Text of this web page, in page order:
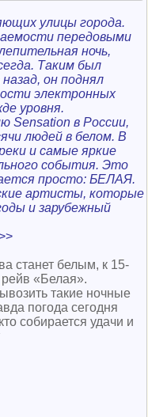
улицы города.
передовыми
ночь,
Таким был
он поднял
электронных
уровня.
Sensation в России,
людей в белом. В
и самые яркие
события. Это
просто: БЕЛАЯ.
артисты, которые
и зарубежный
станет белым, к 15-
«Белая».
такие ночные
погода сегодня
собирается удачи и